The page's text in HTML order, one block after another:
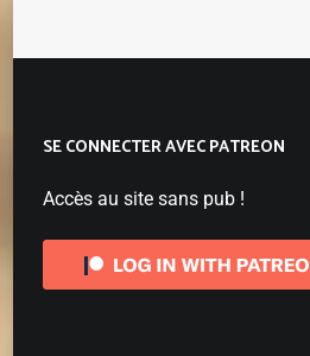
SE CONNECTER AVEC PATREON
Accès au site sans pub !